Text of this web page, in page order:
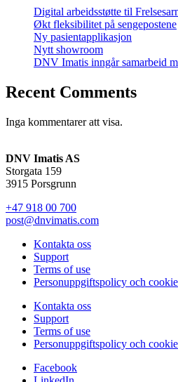
Digital arbeidsstøtte til
Økt fleksibilitet på sengepostene
Ny pasientapplikasjon
Nytt showroom
DNV Imatis inngår samarbeid
Recent Comments
Inga kommentarer att visa.
DNV Imatis AS
Storgata 159
3915 Porsgrunn
+47 918 00 700
post@dnvimatis.com
Kontakta oss
Support
Terms of use
Personuppgiftspolicy och
Kontakta oss
Support
Terms of use
Personuppgiftspolicy och
Facebook